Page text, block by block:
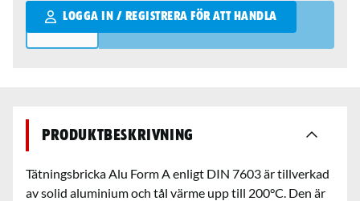
LOGGA IN / REGISTRERA FÖR ATT HANDLA
Qantity
Produktbeskrivning
Tätningsbricka Alu Form A enligt DIN 7603 är tillverkad
av solid aluminium och tål värme upp till 200°C. Den är